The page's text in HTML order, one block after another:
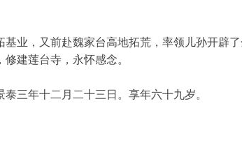
业，又前赴魏家台高地拓荒，率领儿孙开辟
建莲台寺，永怀感念。
三年十二月二十三日。享年六十九岁。